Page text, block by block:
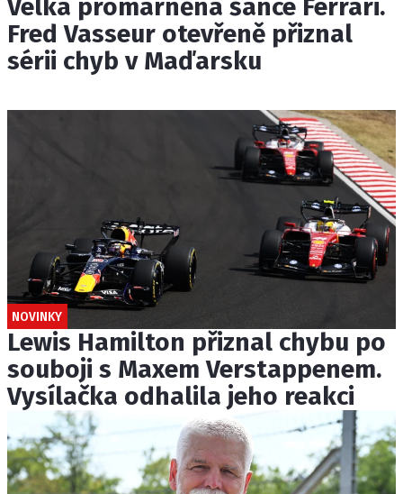
Velká promarněná šance Ferrari.
Fred Vasseur otevřeně přiznal
sérii chyb v Maďarsku
NOVINKY
Lewis Hamilton přiznal chybu po
souboji s Maxem Verstappenem.
Vysílačka odhalila jeho reakci